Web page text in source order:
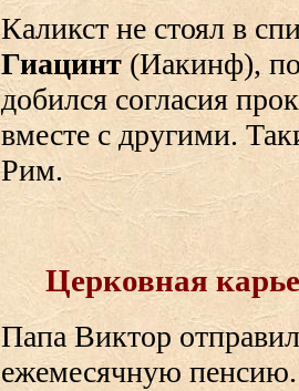
Каликст не стоял в
Гиацинт(Иакинф),
добился согласия
вместе с другими.
Рим.
Церковная
Папа Виктор
ежемесячную пенсию.